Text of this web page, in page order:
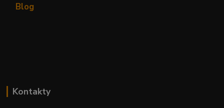
Blog
Kontakty